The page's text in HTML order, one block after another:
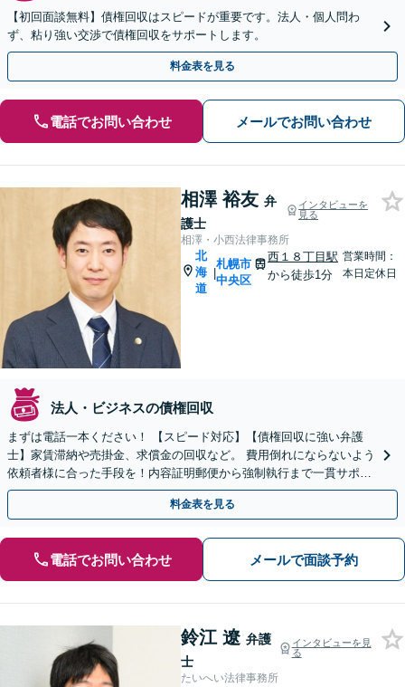
【初回面談無料】債権回収はスピードが重要です。法人・個人問わ
ず、粘り強い交渉で債権回収をサポートします。
料金表を見る
電話でお問い合わせ メールでお問い合わせ
相澤 裕友 弁
護士
インタビューを
見る
相澤・小西法律事務所
北
海
道
|
札幌市
中央区
西１８丁目駅
から徒歩1分
営業時間：
本日定休日
法人・ビジネスの債権回収
まずは電話一本ください！ 【スピード対応】【債権回収に強い弁護
士】家賃滞納や売掛金、求償金の回収など。 費用倒れにならないよう
依頼者様に合った手段を！内容証明郵便から強制執行まで一貫サポー
ト 【保険会社様からの求償金回収依頼の解決実績あり】
料金表を見る
電話でお問い合わせ メールで面談予約
鈴江 遼 弁護
士
インタビューを見
る
たいへい法律事務所